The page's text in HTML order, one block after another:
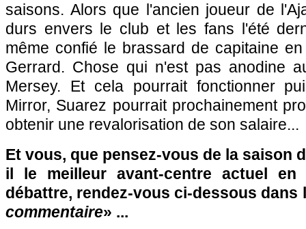
saisons. Alors que l'ancien joueur de
durs envers le club et les fans l'été
même confié le brassard de capitaine
Gerrard. Chose qui n'est pas anodine
Mersey. Et cela pourrait fonctionner
Mirror, Suarez pourrait prochainement
obtenir une revalorisation de son salaire...
Et vous, que pensez-vous de la saison
il le meilleur avant-centre actuel
débattre, rendez-vous ci-dessous dans
commentaire» ...